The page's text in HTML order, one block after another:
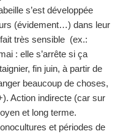
s’est développée
(évidement…) dans leur
très sensible (ex.:
: elle s’arrête si ça
fin juin, à partir de
beaucoup de choses,
Action indirecte (car sur
et long terme.
et périodes de